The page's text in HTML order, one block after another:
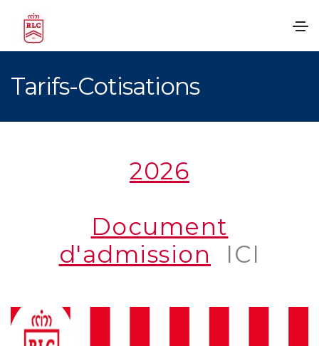
Tarifs-Cotisations
2026
Document
d'admission
ICI